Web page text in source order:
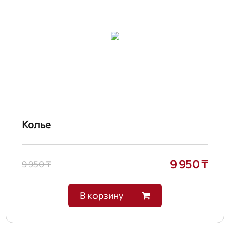
Колье
9 950 ₸ 9 950 ₸
В корзину